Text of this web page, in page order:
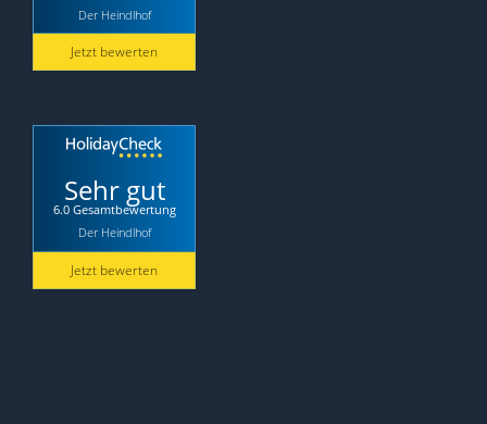
Der Heindlhof
Jetzt bewerten
Sehr gut
6.0 Gesamtbewertung
Der Heindlhof
Jetzt bewerten